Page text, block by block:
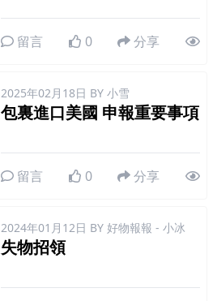
留言 0 分享
2025年02月18日 BY 小雪
包裏進口美國 申報重要事項
留言 0 分享
2024年01月12日 BY 好物報報 - 小冰
失物招領